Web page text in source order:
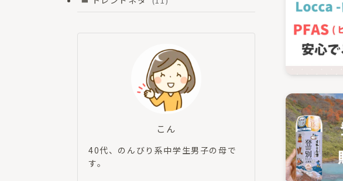
こん
40代、のんびり系中学生男子の母で
す。